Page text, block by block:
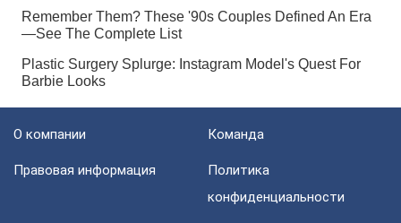
О компании Команда
Правовая информация
Политика
конфиденциальности